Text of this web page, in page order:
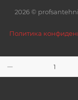
2026 ©
Политика